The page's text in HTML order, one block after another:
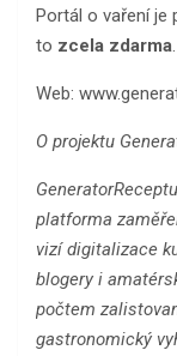
Portál o vaření je
to zcela zdarma.
Web:
O projektu
platforma
vizí digitalizace
blogery i
počtem
gastronomický